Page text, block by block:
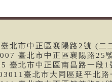
北市中正區襄陽路2號 (二
臺北市中正區襄陽路25
臺北市中正區南昌路一段1
臺北市大同區延平北路